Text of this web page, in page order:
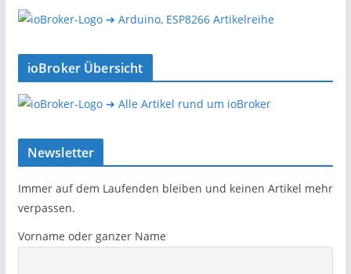
➔ Arduino, ESP8266 Artikelreihe
ioBroker Übersicht
➔ Alle Artikel rund um ioBroker
Newsletter
Immer auf dem Laufenden bleiben und keinen Artikel mehr
verpassen.
Vorname oder ganzer Name